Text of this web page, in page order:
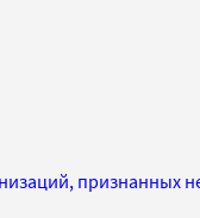
признанных